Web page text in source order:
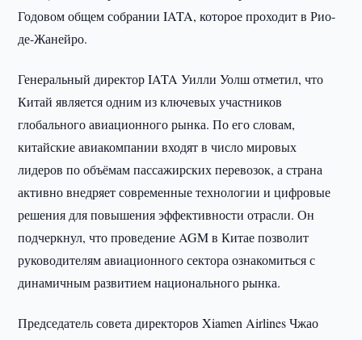
Годовом общем собрании IATA, которое проходит в Рио-
де-Жанейро.
Генеральный директор IATA Уилли Уолш отметил, что
Китай является одним из ключевых участников
глобального авиационного рынка. По его словам,
китайские авиакомпании входят в число мировых
лидеров по объёмам пассажирских перевозок, а страна
активно внедряет современные технологии и цифровые
решения для повышения эффективности отрасли. Он
подчеркнул, что проведение AGM в Китае позволит
руководителям авиационного сектора ознакомиться с
динамичным развитием национального рынка.
Председатель совета директоров Xiamen Airlines Чжао